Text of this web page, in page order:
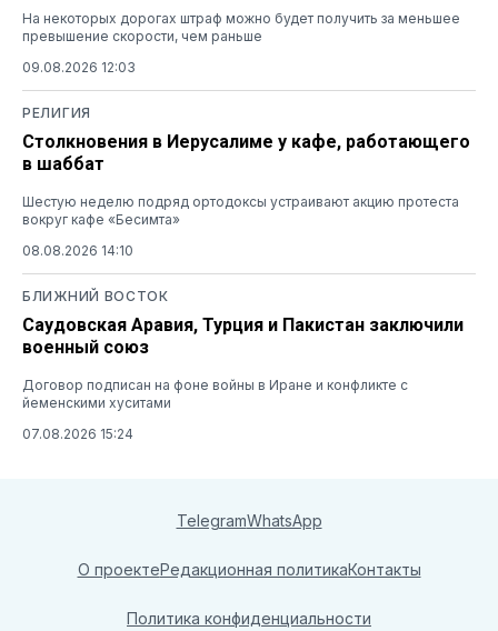
На некоторых дорогах штраф можно будет получить за меньшее
превышение скорости, чем раньше
09.08.2026 12:03
РЕЛИГИЯ
Столкновения в Иерусалиме у кафе, работающего
в шаббат
Шестую неделю подряд ортодоксы устраивают акцию протеста
вокруг кафе «Бесимта»
08.08.2026 14:10
БЛИЖНИЙ ВОСТОК
Саудовская Аравия, Турция и Пакистан заключили
военный союз
Договор подписан на фоне войны в Иране и конфликте с
йеменскими хуситами
07.08.2026 15:24
TelegramWhatsApp
О проектеРедакционная политикаКонтакты
Политика конфиденциальности